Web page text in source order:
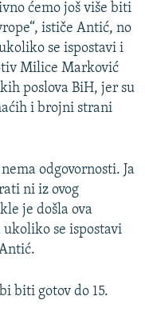
ćemo još više biti
ističe Antić, no
se ispostavi i
Milice Marković
poslova BiH, jer su
i brojni strani
odgovornosti. Ja
ni iz ovog
je došla ova
se ispostavi
biti gotov do 15.